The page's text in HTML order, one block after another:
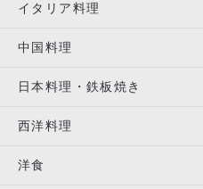
イタリア料理
中国料理
日本料理・鉄板焼き
西洋料理
洋食